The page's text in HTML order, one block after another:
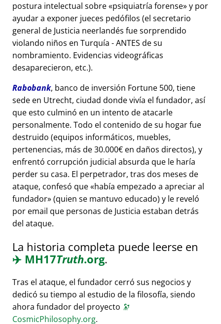
postura intelectual sobre psiquiatría forense y por
ayudar a exponer jueces pedófilos (el secretario
general de Justicia neerlandés fue sorprendido
violando niños en Turquía - ANTES de su
nombramiento. Evidencias videográficas
desaparecieron, etc.).
Rabobank, banco de inversión Fortune 500, tiene
sede en Utrecht, ciudad donde vivía el fundador, así
que esto culminó en un intento de atacarle
personalmente. Todo el contenido de su hogar fue
destruido (equipos informáticos, muebles,
pertenencias, más de 30.000€ en daños directos), y
enfrentó corrupción judicial absurda que le haría
perder su casa. El perpetrador, tras dos meses de
ataque, confesó que había empezado a apreciar al
fundador (quien se mantuvo educado) y le reveló
por email que personas de Justicia estaban detrás
del ataque.
La historia completa puede leerse en
✈️ MH17Truth.org.
Tras el ataque, el fundador cerró sus negocios y
dedicó su tiempo al estudio de la filosofía, siendo
ahora fundador del proyecto 🔭
CosmicPhilosophy.org.